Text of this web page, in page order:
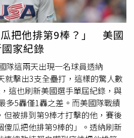
把他排第9棒？」 美國
家紀錄
隊這兩天出現一名球員透納
就擊出3支全壘打，這樣的驚人數
這也刷新美國選手單屆紀錄，與
多5轟僅1轟之差。而美國隊戰績
但被排到第9棒才打擊的他，賽後
瓜把他排第9棒的」。透納刷新